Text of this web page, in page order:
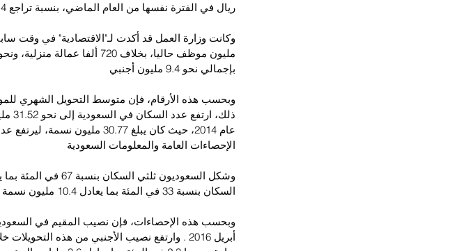
ريال في الفترة نفسها من العام الماضي، بنسبة تراجع 4 في المئة، منخفضة بنحو 2.1 مليار ريال.
بإجمالي نحو 9.4 مليون أجنبي
الإحصاءات العامة والمعلومات السعودية
السكان بنسبة 33 في المئة بما يعادل 10.4 مليون نسمة